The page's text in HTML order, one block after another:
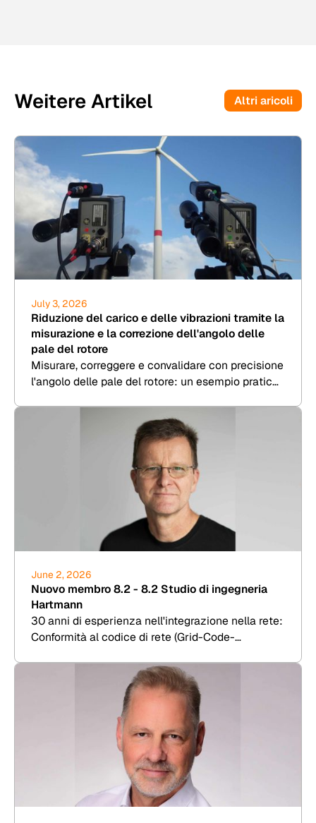
Weitere Artikel Altri aricoli
July 3, 2026
Riduzione del carico e delle vibrazioni tramite la
misurazione e la correzione dell'angolo delle
pale del rotore
Misurare, correggere e convalidare con precisione
l'angolo delle pale del rotore: un esempio pratico
June 2, 2026
Nuovo membro 8.2 - 8.2 Studio di ingegneria
Hartmann
30 anni di esperienza nell'integrazione nella rete:
Conformità al codice di rete (Grid-Code-
fotovoltaico, BESS e idrogeno.